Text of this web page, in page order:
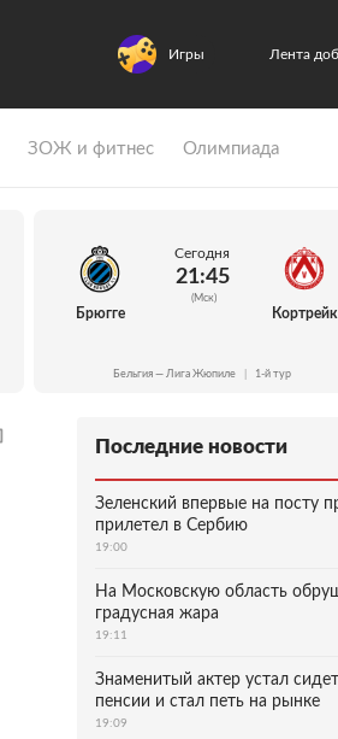
Игры Лента
ЗОЖ и фитнес Олимпиада
Брюгге
Сегодня
21:45
(Мск)
Кортрейк
Бельгия — Лига Жюпиле 1-й тур
Последние новости
Зеленский впервые на посту
прилетел в Сербию
19:00
На Московскую область
градусная жара
19:11
Знаменитый актер устал
пенсии и стал петь на рынке
19:09